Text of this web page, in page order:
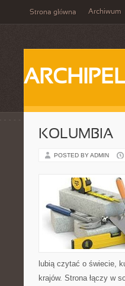
Strona główna Archiwum
KOLUMBIA
POSTED BY ADMIN
lubią czytać o świecie,
krajów. Strona łączy w